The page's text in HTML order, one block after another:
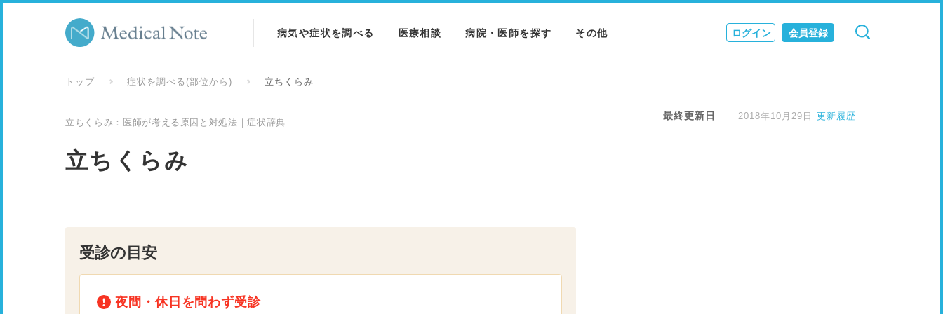
病気や症状を調べる 医療相談 病院・医師を探す その他 ログイン 会員登録
検索 キャンセル
トップ 症状を調べる(部位から) 立ちくらみ
立ちくらみ：医師が考える原因と対処法｜症状辞典
立ちくらみ
受診の目安
夜間・休日を問わず受診
最終更新日 2018年10月29日 更新履歴